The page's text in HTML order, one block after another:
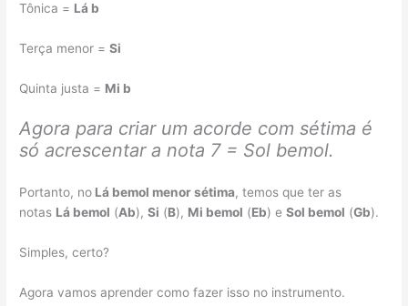
Tônica = Lá b
Terça menor =Si
Quinta justa = Mi b
Agora para criar um acorde com sétima é
só acrescentar a nota 7 = Sol bemol.
Portanto, no Lá bemol menor sétima, temos que ter as
notas Lá bemol (Ab),Si (B), Mi bemol (Eb) eSol bemol (Gb).
Simples, certo?
Agora vamos aprender como fazer isso no instrumento.